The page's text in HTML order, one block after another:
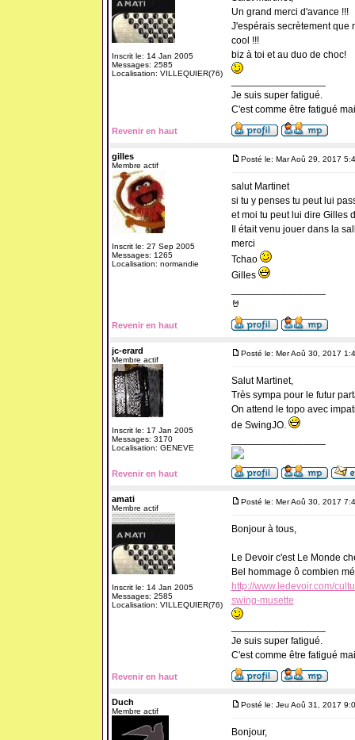
Inscrit le: 14 Jan 2005
Messages: 2585
Localisation: VILLEQUIER(76)
Un grand merci d'avance !!!
J'espérais secrètement que
cool !!!
biz à toi et au duo de choc!
Je suis super fatigué.
C'est comme être fatigué
Revenir en haut
gilles
Membre actif
Inscrit le: 27 Sep 2005
Messages: 1265
Localisation: normandie
Posté le: Mar Aoû 29, 2017
salut Martinet
si tu y penses tu peut lui
et moi tu peut lui dire Gilles
Il était venu jouer dans la
merci
Tchao
Gilles
🤘
Revenir en haut
jc-erard
Membre actif
Inscrit le: 17 Jan 2005
Messages: 3170
Localisation: GENEVE
Posté le: Mer Aoû 30, 2017
Salut Martinet,
Très sympa pour le futur
On attend le topo avec
de SwingJO.
Revenir en haut
amati
Membre actif
Inscrit le: 14 Jan 2005
Messages: 2585
Localisation: VILLEQUIER(76)
Posté le: Mer Aoû 30, 2017
Bonjour à tous,
Le Devoir c'est Le Monde
Bel hommage ô combien
http://www.ledevoir.com/
swing-musette
Je suis super fatigué.
C'est comme être fatigué
Revenir en haut
Duch
Membre actif
Posté le: Jeu Aoû 31, 2017
Bonjour,